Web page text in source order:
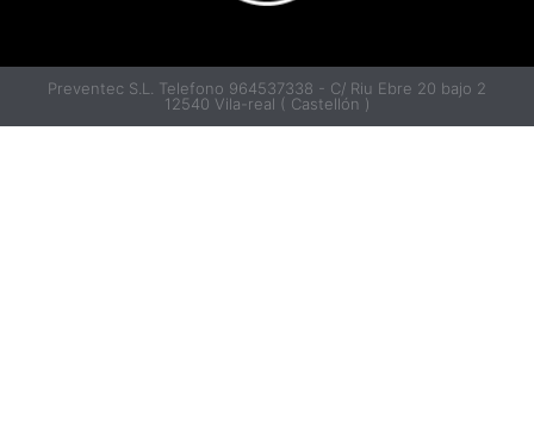
Preventec S.L. Telefono 964537338 - C/ Riu Ebre 20 bajo 2
12540 Vila-real ( Castellón )